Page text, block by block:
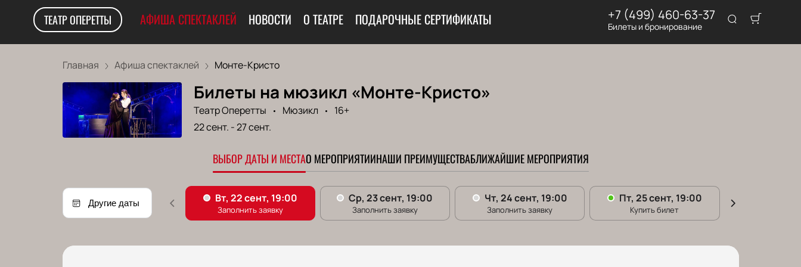
ТЕАТР ОПЕРЕТТЫ АФИША СПЕКТАКЛЕЙ НОВОСТИ О ТЕАТРЕ ПОДАРОЧНЫЕ СЕРТИФИКАТЫ +7 (499) 460-63-37
Билеты и бронирование
Главная Афиша спектаклей Монте-Кристо
Билеты на мюзикл «Монте-Кристо»
Театр Оперетты Мюзикл
16+
22 сент. -27 сент.
ВЫБОР ДАТЫ И МЕСТАО МЕРОПРИЯТИИНАШИ ПРЕИМУЩЕСТВАБЛИЖАЙШИЕ МЕРОПРИЯТИЯ
Другие даты